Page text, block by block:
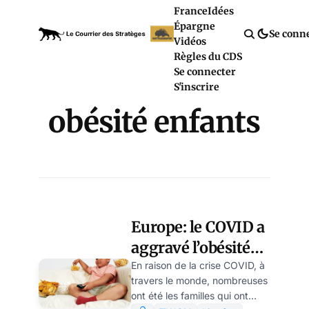
FranceIdées
Épargne
Vidéos
Règles du CDS
Se connecter
S'inscrire
Se
obésité enfants
Europe: le COVID a
aggravé l’obésité
infantile, selon
l’OMS
En raison de la crise COVID, à
travers le monde, nombreuses
ont été les familles qui ont